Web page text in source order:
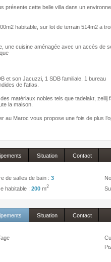
présente cette belle villa dans un
habitable, sur lot de terrain 514m2 a
une cuisine aménagée avec un accès de
et son Jacuzzi, 1 SDB familiale, 1 bureau
de l'atlas.
matériaux nobles tels que tadelakt,
la maison.
au Maroc vous propose une fois de plus
Situation Contact
de salles de bain : 3
habitable : 200 m2
Situation Contact